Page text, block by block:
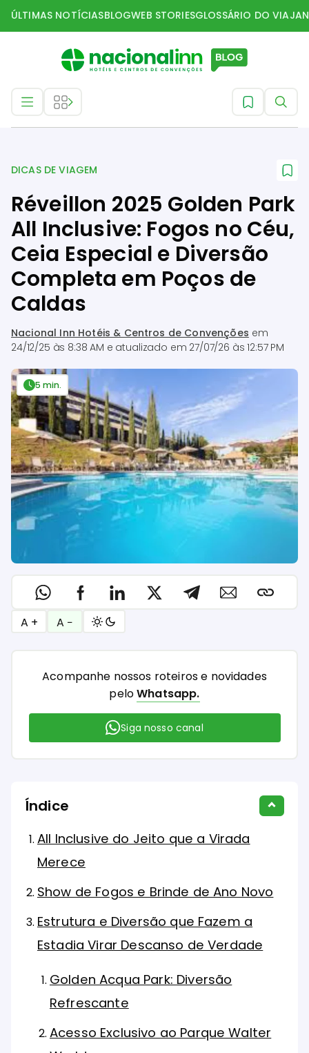
ÚLTIMAS NOTÍCIASBLOGWEB STORIESGLOSSÁRIO DO
DICAS DE VIAGEM
Réveillon 2025 Golden Park
All Inclusive: Fogos no Céu,
Ceia Especial e Diversão
Completa em Poços de
Caldas
Nacional Inn Hotéis & Centros de Convenções em
24/12/25 às 8:38 AM e atualizado em 27/07/26 às 12:57 PM
5 min.
A + A −
Acompanhe nossos roteiros e novidades
peloWhatsapp.
Siga nosso canal
Índice
All Inclusive do Jeito que a Virada
Merece
Show de Fogos e Brinde de Ano Novo
Estrutura e Diversão que Fazem a
Estadia Virar Descanso de Verdade
Golden Acqua Park: Diversão
Refrescante
Acesso Exclusivo ao Parque Walter